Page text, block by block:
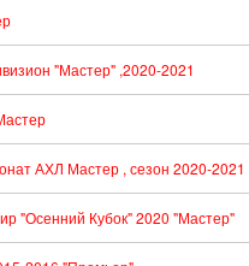
"Мастер" ,2020-2021
АХЛ Мастер , сезон 2020-2021
"Осенний Кубок" 2020 "Мастер"